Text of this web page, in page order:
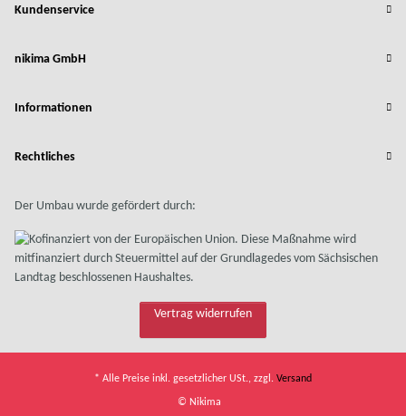
Kundenservice
nikima GmbH
Informationen
Rechtliches
Der Umbau wurde gefördert durch:
Vertrag widerrufen
* Alle Preise inkl. gesetzlicher USt., zzgl. Versand
© Nikima